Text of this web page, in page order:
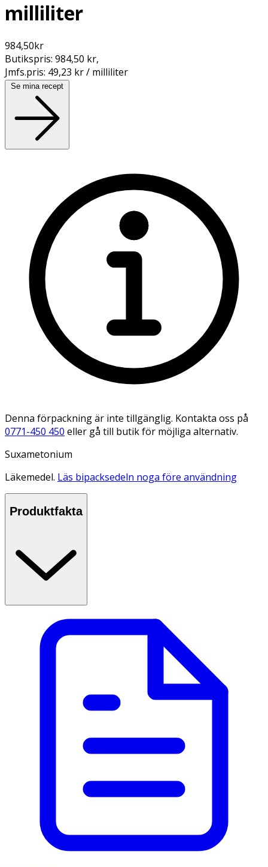
milliliter
984,50kr
Butikspris: 984,50 kr,
Jmfs.pris: 49,23 kr / milliliter
Se mina recept
Denna förpackning är inte tillgänglig. Kontakta oss på
0771-450 450 eller gå till butik för möjliga alternativ.
Suxametonium
Läkemedel. Läs bipacksedeln noga före användning
Produktfakta